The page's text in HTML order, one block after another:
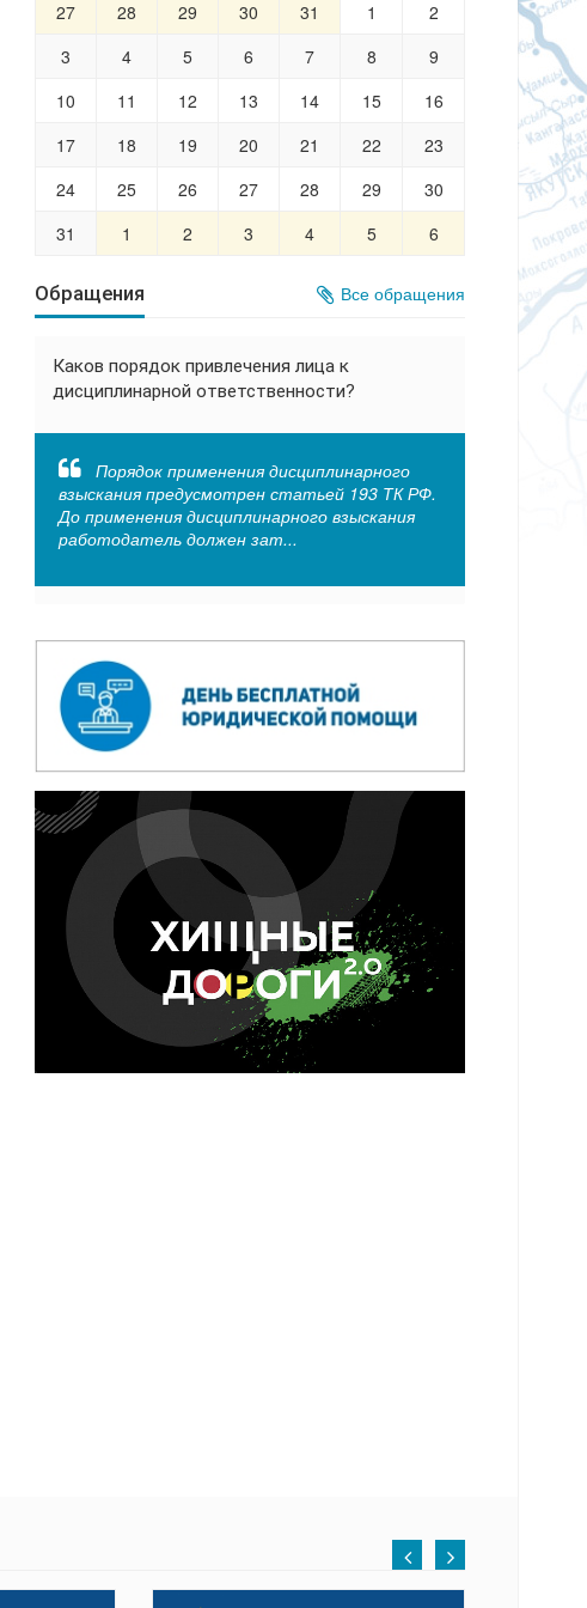
27 28 29 30 31 1
2
3
4 5 6 7 8
9
10
11 12 13 14 15
16
17
18 19 20 21 22
23
24
25 26 27 28 29
30
31
1 2 3 4 5 6
Обращения Все обращения
Каков порядок привлечения лица к
дисциплинарной ответственности?
Порядок применения дисциплинарного
взыскания предусмотрен статьей 193 ТК РФ.
До применения дисциплинарного взыскания
работодатель должен зат...